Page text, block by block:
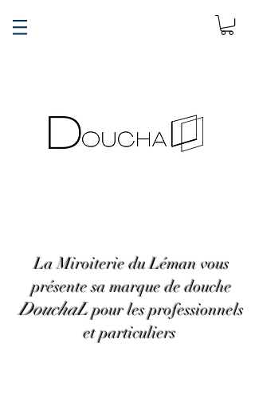
MLL
Shower
La Miroiterie du Léman vous
présente sa marque de douche
DouchaLpour les professionnels
et particuliers